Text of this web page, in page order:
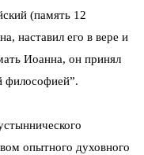
(память 12
наставил его в вере и
Иоанна, он принял
философией”.
опытного духовного